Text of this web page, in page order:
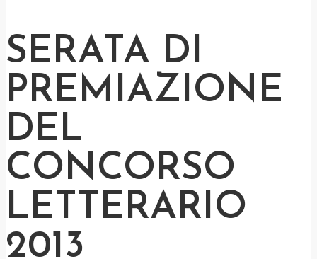
SERATA DI
PREMIAZIONE
DEL
CONCORSO
LETTERARIO
2013